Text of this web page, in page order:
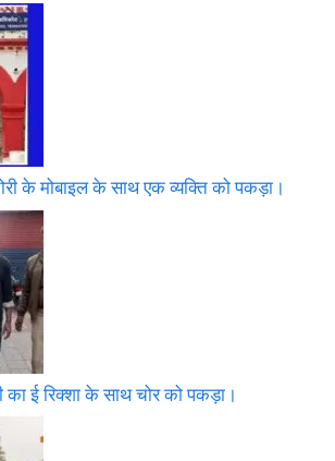
के मोबाइल के साथ एक व्यक्ति को पकड़ा।
का ई रिक्शा के साथ चोर को पकड़ा।